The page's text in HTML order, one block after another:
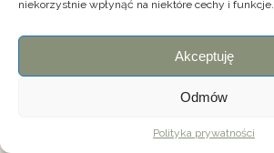
niekorzystnie wpłynąć na niektóre cechy i funkcje.
Akceptuję
Odmów
Polityka prywatności